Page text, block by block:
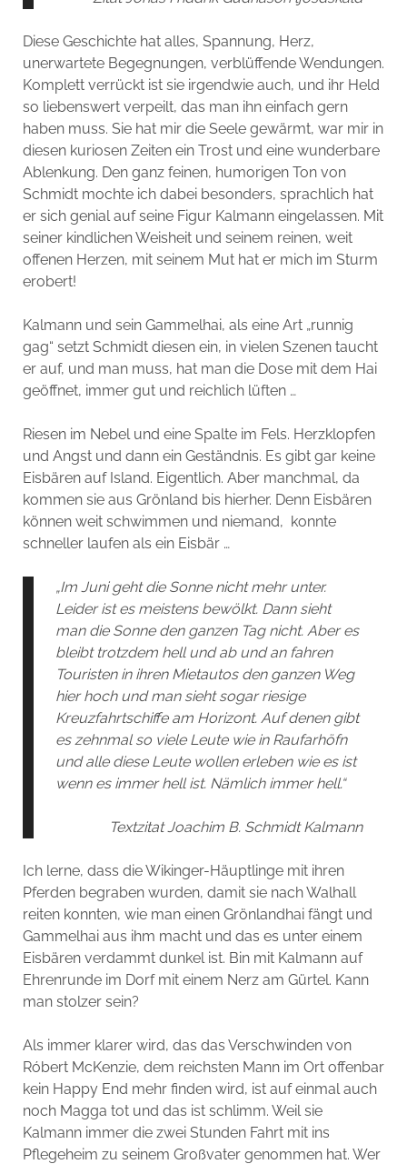
Diese Geschichte hat alles, Spannung, Herz,
unerwartete Begegnungen, verblüffende Wendungen.
Komplett verrückt ist sie irgendwie auch, und ihr Held
so liebenswert verpeilt, das man ihn einfach gern
haben muss. Sie hat mir die Seele gewärmt, war mir in
diesen kuriosen Zeiten ein Trost und eine wunderbare
Ablenkung. Den ganz feinen, humorigen Ton von
Schmidt mochte ich dabei besonders, sprachlich hat
er sich genial auf seine Figur Kalmann eingelassen. Mit
seiner kindlichen Weisheit und seinem reinen, weit
offenen Herzen, mit seinem Mut hat er mich im Sturm
erobert!
Kalmann und sein Gammelhai, als eine Art „runnig
gag“ setzt Schmidt diesen ein, in vielen Szenen taucht
er auf, und man muss, hat man die Dose mit dem Hai
geöffnet, immer gut und reichlich lüften …
Riesen im Nebel und eine Spalte im Fels. Herzklopfen
und Angst und dann ein Geständnis. Es gibt gar keine
Eisbären auf Island. Eigentlich. Aber manchmal, da
kommen sie aus Grönland bis hierher. Denn Eisbären
können weit schwimmen und niemand, konnte
schneller laufen als ein Eisbär …
„Im Juni geht die Sonne nicht mehr unter.
Leider ist es meistens bewölkt. Dann sieht
man die Sonne den ganzen Tag nicht. Aber es
bleibt trotzdem hell und ab und an fahren
Touristen in ihren Mietautos den ganzen Weg
hier hoch und man sieht sogar riesige
Kreuzfahrtschiffe am Horizont. Auf denen gibt
es zehnmal so viele Leute wie in Raufarhöfn
und alle diese Leute wollen erleben wie es ist
wenn es immer hell ist. Nämlich immer hell.“
Textzitat Joachim B. Schmidt Kalmann
Ich lerne, dass die Wikinger-Häuptlinge mit ihren
Pferden begraben wurden, damit sie nach Walhall
reiten konnten, wie man einen Grönlandhai fängt und
Gammelhai aus ihm macht und das es unter einem
Eisbären verdammt dunkel ist. Bin mit Kalmann auf
Ehrenrunde im Dorf mit einem Nerz am Gürtel. Kann
man stolzer sein?
Als immer klarer wird, das das Verschwinden von
Róbert McKenzie, dem reichsten Mann im Ort offenbar
kein Happy End mehr finden wird, ist auf einmal auch
noch Magga tot und das ist schlimm. Weil sie
Kalmann immer die zwei Stunden Fahrt mit ins
Pflegeheim zu seinem Großvater genommen hat. Wer